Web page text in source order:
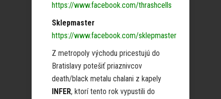
https://www.facebook.com/thrashcells
Sklepmaster
https://www.facebook.com/sklepmaster
Z metropoly východu pricestujú do
Bratislavy potešiť priaznivcov
death/black metalu chalani z kapely
INFER, ktorí tento rok vypustili do